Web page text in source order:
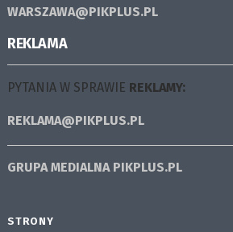
WARSZAWA@PIKPLUS.PL
REKLAMA
PYTANIA W SPRAWIE REKLAMY:
REKLAMA@PIKPLUS.PL
GRUPA MEDIALNA PIKPLUS.PL
STRONY